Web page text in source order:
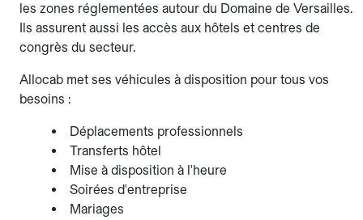
les zones réglementées autour du Domaine de Versailles.
Ils assurent aussi les accès aux hôtels et centres de
congrès du secteur.
Allocab met ses véhicules à disposition pour tous vos
besoins :
Déplacements professionnels
Transferts hôtel
Mise à disposition à l'heure
Soirées d'entreprise
Mariages